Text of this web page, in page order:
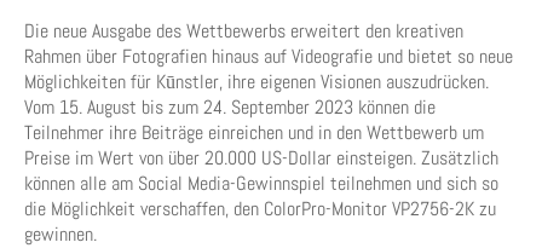
Die neue Ausgabe des Wettbewerbs erweitert den kreativen
Rahmen über Fotografien hinaus auf Videografie und bietet so neue
Möglichkeiten für Kūnstler, ihre eigenen Visionen auszudrücken.
Vom 15. August bis zum 24. September 2023 können die
Teilnehmer ihre Beiträge einreichen und in den Wettbewerb um
Preise im Wert von über 20.000 US-Dollar einsteigen. Zusätzlich
können alle am Social Media-Gewinnspiel teilnehmen und sich so
die Möglichkeit verschaffen, den ColorPro-Monitor VP2756-2K zu
gewinnen.